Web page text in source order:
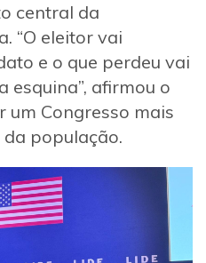
central da
“O eleitor vai
e o que perdeu vai
esquina”, afirmou o
um Congresso mais
população.